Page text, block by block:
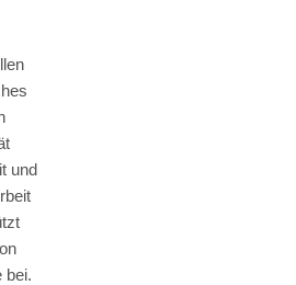
und
bei.